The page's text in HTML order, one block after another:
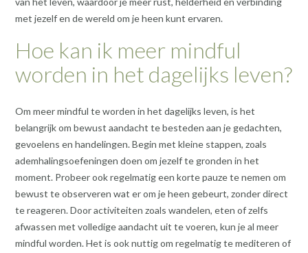
met jezelf en de wereld om je heen kunt ervaren.
Hoe kan ik meer mindful
worden in het dagelijks leven?
Om meer mindful te worden in het dagelijks leven, is het
belangrijk om bewust aandacht te besteden aan je gedachten,
gevoelens en handelingen. Begin met kleine stappen, zoals
ademhalingsoefeningen doen om jezelf te gronden in het
moment. Probeer ook regelmatig een korte pauze te nemen om
bewust te observeren wat er om je heen gebeurt, zonder direct
te reageren. Door activiteiten zoals wandelen, eten of zelfs
afwassen met volledige aandacht uit te voeren, kun je al meer
mindful worden. Het is ook nuttig om regelmatig te mediteren of